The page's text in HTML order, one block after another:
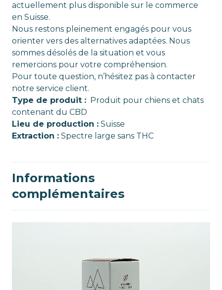
actuellement plus disponible sur le commerce
en Suisse.
Nous restons pleinement engagés pour vous
orienter vers des alternatives adaptées. Nous
sommes désolés de la situation et vous
remercions pour votre compréhension.
Pour toute question, n’hésitez pas à contacter
notre service client.
Type de produit : Produit pour chiens et chats
contenant du CBD
Lieu de production : Suisse
Extraction : Spectre large sans THC
Informations
complémentaires